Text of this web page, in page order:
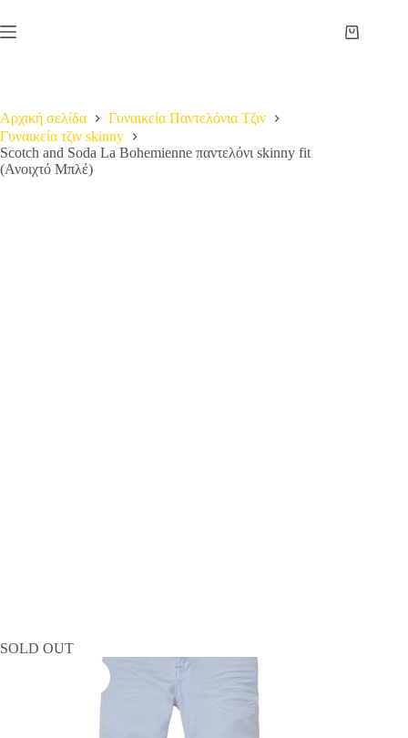
στο
περιεχόμενο
Καλάθι
Αρχική σελίδα
Γυναικεία Παντελόνια Τζιν
Γυναικεία τζιν skinny
Scotch and Soda La Bohemienne παντελόνι skinny fit
(Ανοιχτό Μπλέ)
SOLD OUT